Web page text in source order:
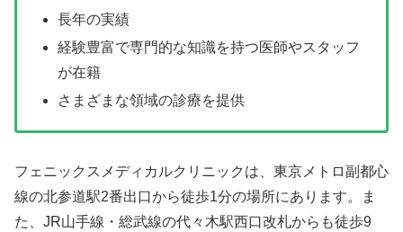
長年の実績
経験豊富で専門的な知識を持つ医師やスタッフ
が在籍
さまざまな領域の診療を提供
フェニックスメディカルクリニックは、東京メトロ副都心
線の北参道駅2番出口から徒歩1分の場所にあります。ま
た、JR山手線・総武線の代々木駅西口改札からも徒歩9